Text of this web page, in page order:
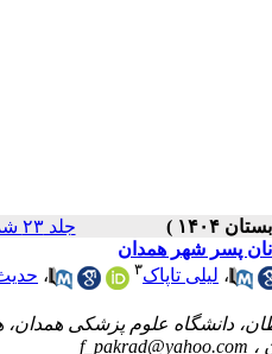
جلد ۲۳ شماره ۳ صفحات ۱۷۶-۱۶۸
پسر شهر همدان
، لیلی تاپاک۳ ،
دانشگاه علوم پزشکی همدان،
، f_pakrad@yahoo.com